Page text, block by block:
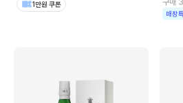
1만원 쿠폰
구매
매장